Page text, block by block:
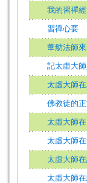
我的習禪
習禪心要
葦舫法師
記太虛大
太虛大師
佛教徒的
太虛大師
太虛大師
太虛大師
太虛大師